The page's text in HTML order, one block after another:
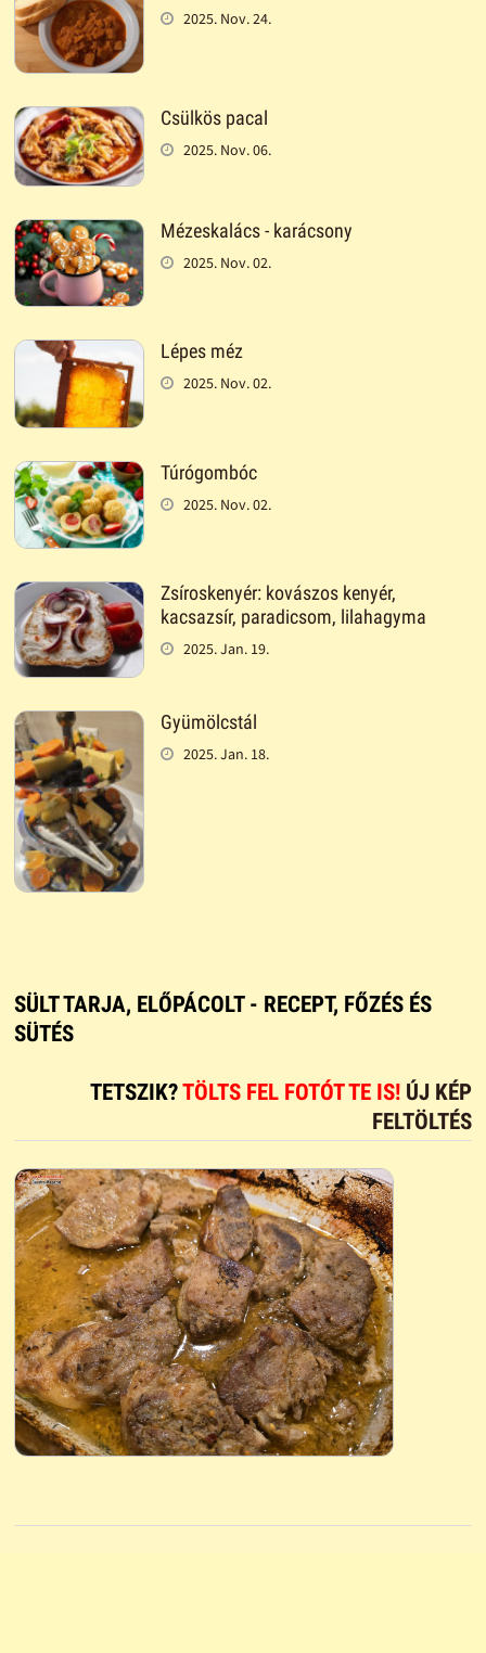
2025. Nov. 24.
Csülkös pacal
2025. Nov. 06.
Mézeskalács - karácsony
2025. Nov. 02.
Lépes méz
2025. Nov. 02.
Túrógombóc
2025. Nov. 02.
Zsíroskenyér: kovászos kenyér,
kacsazsír, paradicsom, lilahagyma
2025. Jan. 19.
Gyümölcstál
2025. Jan. 18.
SÜLT TARJA, ELŐPÁCOLT - RECEPT, FŐZÉS ÉS
SÜTÉS
TETSZIK?TÖLTS FEL FOTÓT TE IS! ÚJ KÉP
FELTÖLTÉS